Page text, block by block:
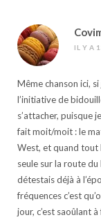
IL Y A
Même chanson ici,
l’initiative de
s’attacher, puisque
fait moit/moit : le
West, et quand tout
seule sur la route
détestais déjà à
fréquences c’est
jour, c’est saoûlant